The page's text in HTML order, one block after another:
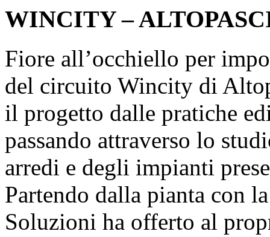
WINCITY –
Fiore all’occhiello per
del circuito Wincity di
il progetto dalle pratiche
passando attraverso lo
arredi e degli impianti
Partendo dalla pianta con
Soluzioni ha offerto al